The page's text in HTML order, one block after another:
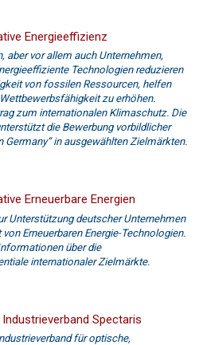
Energieeffizienz
aber vor allem auch Unternehmen,
Technologien reduzieren
von fossilen Ressourcen, helfen
zu erhöhen.
zum internationalen Klimaschutz. Die
die Bewerbung vorbildlicher
Germany“ in ausgewählten Zielmärkten.
Erneuerbare Energien
Unterstützung deutscher Unternehmen
Erneuerbaren Energie-Technologien.
über die
internationaler Zielmärkte.
Spectaris
für optische,